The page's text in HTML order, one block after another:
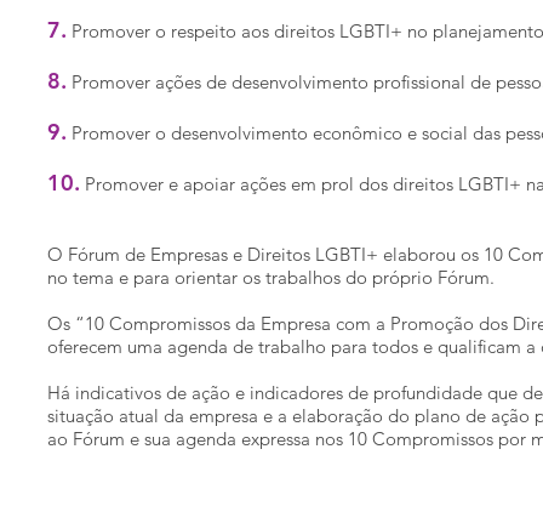
7. Promover o respeito aos direitos LGBTI+ no
8. Promover ações de desenvolvimento profissional de
9. Promover o desenvolvimento econômico e social das
10. Promover e apoiar ações em prol dos direitos LGBTI+
O Fórum de Empresas e Direitos LGBTI+ elaborou os 10
no tema e para orientar os trabalhos do próprio Fórum.
Os “10 Compromissos da Empresa com a Promoção dos
oferecem uma agenda de trabalho para todos e qualificam
Há indicativos de ação e indicadores de profundidade que
situação atual da empresa e a elaboração do plano de ação
ao Fórum e sua agenda expressa nos 10 Compromissos por